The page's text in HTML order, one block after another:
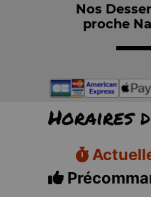
Nos
proche
Horaires